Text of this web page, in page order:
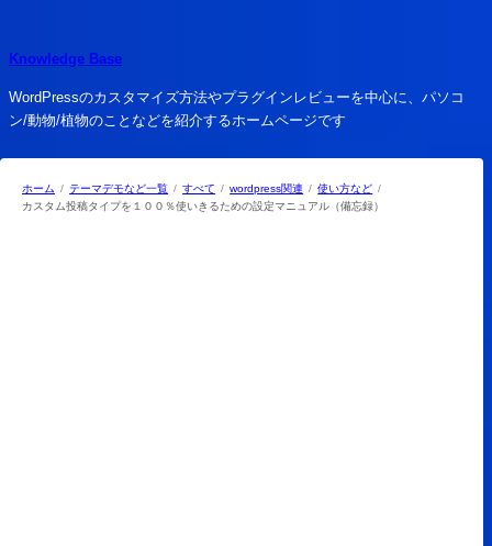
を
ス
キ
プ
Knowledge Base
WordPressのカスタマイズ方法やプラグインレビューを中心に、パソコ
ン/動物/植物のことなどを紹介するホームページです
ホーム テーマデモなど一覧 すべて wordpress関連
使い方など
カスタム投稿タイプを１００％使いきるための設定マニュアル（備忘録）